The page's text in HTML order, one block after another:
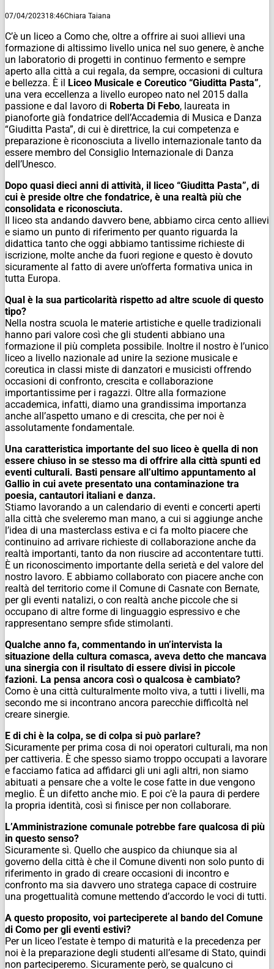
07/04/202318:46Chiara Taiana
C’è un liceo a Como che, oltre a offrire ai suoi allievi una
formazione di altissimo livello unica nel suo genere, è anche
un laboratorio di progetti in continuo fermento e sempre
aperto alla città a cui regala, da sempre, occasioni di cultura
e bellezza. È il Liceo Musicale e Coreutico “Giuditta Pasta”,
una vera eccellenza a livello europeo nato nel 2015 dalla
passione e dal lavoro di Roberta Di Febo, laureata in
pianoforte già fondatrice dell’Accademia di Musica e Danza
“Giuditta Pasta”, di cui è direttrice, la cui competenza e
preparazione è riconosciuta a livello internazionale tanto da
essere membro del Consiglio Internazionale di Danza
dell’Unesco.
Dopo quasi dieci anni di attività, il liceo “Giuditta Pasta”, di
cui è preside oltre che fondatrice, è una realtà più che
consolidata e riconosciuta.
Il liceo sta andando davvero bene, abbiamo circa cento allievi
e siamo un punto di riferimento per quanto riguarda la
didattica tanto che oggi abbiamo tantissime richieste di
iscrizione, molte anche da fuori regione e questo è dovuto
sicuramente al fatto di avere un’offerta formativa unica in
tutta Europa.
Qual è la sua particolarità rispetto ad altre scuole di questo
tipo?
Nella nostra scuola le materie artistiche e quelle tradizionali
hanno pari valore così che gli studenti abbiano una
formazione il più completa possibile. Inoltre il nostro è l’unico
liceo a livello nazionale ad unire la sezione musicale e
coreutica in classi miste di danzatori e musicisti offrendo
occasioni di confronto, crescita e collaborazione
importantissime per i ragazzi. Oltre alla formazione
accademica, infatti, diamo una grandissima importanza
anche all’aspetto umano e di crescita, che per noi è
assolutamente fondamentale.
Una caratteristica importante del suo liceo è quella di non
essere chiuso in se stesso ma di offrire alla città spunti ed
eventi culturali. Basti pensare all’ultimo appuntamento al
Gallio in cui avete presentato una contaminazione tra
poesia, cantautori italiani e danza.
Stiamo lavorando a un calendario di eventi e concerti aperti
alla città che sveleremo man mano, a cui si aggiunge anche
l’idea di una masterclass estiva e ci fa molto piacere che
continuino ad arrivare richieste di collaborazione anche da
realtà importanti, tanto da non riuscire ad accontentare tutti.
È un riconoscimento importante della serietà e del valore del
nostro lavoro. E abbiamo collaborato con piacere anche con
realtà del territorio come il Comune di Casnate con Bernate,
per gli eventi natalizi, o con realtà anche piccole che si
occupano di altre forme di linguaggio espressivo e che
rappresentano sempre sfide stimolanti.
Qualche anno fa, commentando in un’intervista la
situazione della cultura comasca, aveva detto che mancava
una sinergia con il risultato di essere divisi in piccole
fazioni. La pensa ancora così o qualcosa è cambiato?
Como è una città culturalmente molto viva, a tutti i livelli, ma
secondo me si incontrano ancora parecchie difficoltà nel
creare sinergie.
E di chi è la colpa, se di colpa si può parlare?
Sicuramente per prima cosa di noi operatori culturali, ma non
per cattiveria. È che spesso siamo troppo occupati a lavorare
e facciamo fatica ad affidarci gli uni agli altri, non siamo
abituati a pensare che a volte le cose fatte in due vengono
meglio. È un difetto anche mio. E poi c’è la paura di perdere
la propria identità, così si finisce per non collaborare.
L’Amministrazione comunale potrebbe fare qualcosa di più
in questo senso?
Sicuramente sì. Quello che auspico da chiunque sia al
governo della città è che il Comune diventi non solo punto di
riferimento in grado di creare occasioni di incontro e
confronto ma sia davvero uno stratega capace di costruire
una progettualità comune mettendo d’accordo le voci di tutti.
A questo proposito, voi parteciperete al bando del Comune
di Como per gli eventi estivi?
Per un liceo l’estate è tempo di maturità e la precedenza per
noi è la preparazione degli studenti all’esame di Stato, quindi
non parteciperemo. Sicuramente però, se qualcuno ci